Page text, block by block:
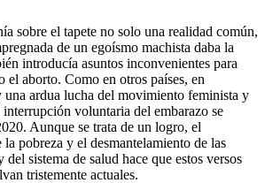
sobre el tapete no solo una realidad común,
de un egoísmo machista daba la
introducía asuntos inconvenientes para
el aborto. Como en otros países, en
ardua lucha del movimiento feminista y
interrupción voluntaria del embarazo se
Aunque se trata de un logro, el
pobreza y el desmantelamiento de las
sistema de salud hace que estos versos
tristemente actuales.